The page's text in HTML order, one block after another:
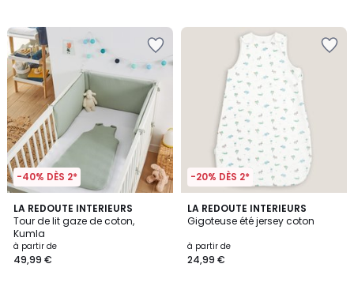
-40% DÈS 2*
LA REDOUTE INTERIEURS
Tour de lit gaze de coton,
Kumla
à partir de
49,99 €
4,6
/ 5
3
Couleurs
-20% DÈS 2*
LA REDOUTE INTERIEURS
Gigoteuse été jersey coton
à partir de
24,99 €
4,8
/ 5